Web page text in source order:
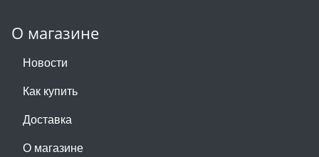
О магазине
Новости
Как купить
Доставка
О магазине